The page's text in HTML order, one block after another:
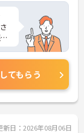
てもらう
新日：2026年08月06日